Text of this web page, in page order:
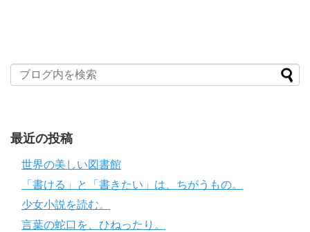
最近の投稿
世界の美しい図書館
「書ける」と「書きたい」は、ちがうもの。
少女小説を読む。
言葉の蛇口を、ひねったり。